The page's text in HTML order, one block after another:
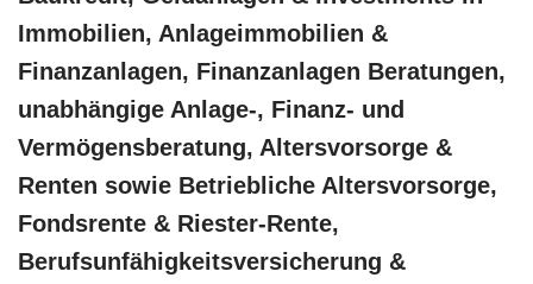
Immobilien, Anlageimmobilien &
Finanzanlagen, Finanzanlagen Beratungen,
unabhängige Anlage-, Finanz- und
Vermögensberatung, Altersvorsorge &
Renten sowie Betriebliche Altersvorsorge,
Fondsrente & Riester-Rente,
Berufsunfähigkeitsversicherung &